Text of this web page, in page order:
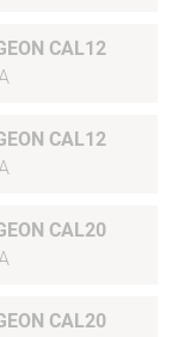
CAL12
CAL12
CAL20
CAL20